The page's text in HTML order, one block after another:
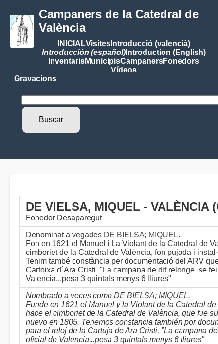
Campaners de la Catedral de
València
INICIALVisitesIntroducció (valencià)
Introducción (español)Introduction (English)
InventarisMunicipisCampanersFonedors
Vídeos
Gravacions
DE VIELSA, MIQUEL - VALÈNCIA
Fonedor Desaparegut
Denominat a vegades DE BIELSA; MIQUEL.
Fon en 1621 el Manuel i La Violant de la Catedral de
cimboriet de la Catedral de València, fon pujada i
Tenim també constància per documentació del ARV
Cartoixa d´Ara Cristi, "La campana de dit relonge, se
Valencia...pesa 3 quintals menys 6 lliures"
Nombrado a veces como DE BIELSA; MIQUEL.
Funde en 1621 el Manuel y la Violant de la Catedral
hace el cimboriet de la Catedral de València, que fue
nuevo en 1805. Tenemos constancia también por
para el reloj de la Cartuja de Ara Cristi, "La campana
oficial de Valencia...pesa 3 quintals menys 6 lliures"